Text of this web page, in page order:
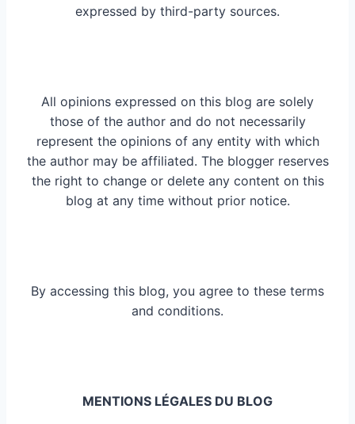
expressed by third-party sources.
All opinions expressed on this blog are solely
those of the author and do not necessarily
represent the opinions of any entity with which
the author may be affiliated. The blogger reserves
the right to change or delete any content on this
blog at any time without prior notice.
By accessing this blog, you agree to these terms
and conditions.
MENTIONS LÉGALES DU BLOG